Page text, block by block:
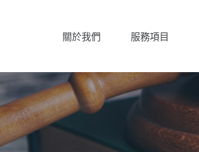
關於我們 服務項目